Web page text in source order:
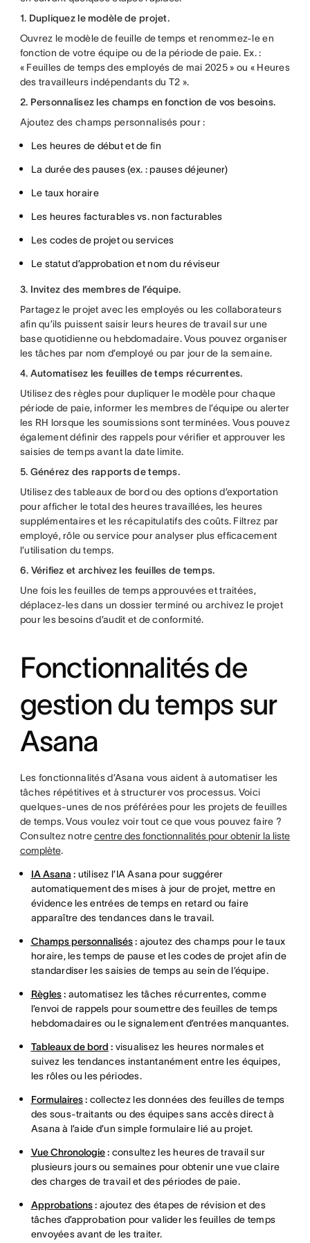
1. Dupliquez le modèle de projet.
Ouvrez le modèle de feuille de temps et renommez-le en
fonction de votre équipe ou de la période de paie. Ex. :
« Feuilles de temps des employés de mai 2025 » ou « Heures
des travailleurs indépendants du T2 ».
2. Personnalisez les champs en fonction de vos besoins.
Ajoutez des champs personnalisés pour :
Les heures de début et de fin
La durée des pauses (ex. : pauses déjeuner)
Le taux horaire
Les heures facturables vs. non facturables
Les codes de projet ou services
Le statut d’approbation et nom du réviseur
3. Invitez des membres de l’équipe.
Partagez le projet avec les employés ou les collaborateurs
afin qu’ils puissent saisir leurs heures de travail sur une
base quotidienne ou hebdomadaire. Vous pouvez organiser
les tâches par nom d’employé ou par jour de la semaine.
4. Automatisez les feuilles de temps récurrentes.
Utilisez des règles pour dupliquer le modèle pour chaque
période de paie, informer les membres de l’équipe ou alerter
les RH lorsque les soumissions sont terminées. Vous pouvez
également définir des rappels pour vérifier et approuver les
saisies de temps avant la date limite.
5. Générez des rapports de temps.
Utilisez des tableaux de bord ou des options d’exportation
pour afficher le total des heures travaillées, les heures
supplémentaires et les récapitulatifs des coûts. Filtrez par
employé, rôle ou service pour analyser plus efficacement
l’utilisation du temps.
6. Vérifiez et archivez les feuilles de temps.
Une fois les feuilles de temps approuvées et traitées,
déplacez-les dans un dossier terminé ou archivez le projet
pour les besoins d’audit et de conformité.
Fonctionnalités de
gestion du temps sur
Asana
Les fonctionnalités d’Asana vous aident à automatiser les
tâches répétitives et à structurer vos processus. Voici
quelques-unes de nos préférées pour les projets de feuilles
de temps. Vous voulez voir tout ce que vous pouvez faire ?
Consultez notrecentre des fonctionnalités pour obtenir la liste
complète.
IA Asana : utilisez l’IA Asana pour suggérer
automatiquement des mises à jour de projet, mettre en
évidence les entrées de temps en retard ou faire
apparaître des tendances dans le travail.
Champs personnalisés: ajoutez des champs pour le taux
horaire, les temps de pause et les codes de projet afin de
standardiser les saisies de temps au sein de l’équipe.
Règles: automatisez les tâches récurrentes, comme
l’envoi de rappels pour soumettre des feuilles de temps
hebdomadaires ou le signalement d’entrées manquantes.
Tableaux de bord : visualisez les heures normales et
suivez les tendances instantanément entre les équipes,
les rôles ou les périodes.
Formulaires: collectez les données des feuilles de temps
des sous-traitants ou des équipes sans accès direct à
Asana à l’aide d’un simple formulaire lié au projet.
Vue Chronologie: consultez les heures de travail sur
plusieurs jours ou semaines pour obtenir une vue claire
des charges de travail et des périodes de paie.
Approbations: ajoutez des étapes de révision et des
tâches d’approbation pour valider les feuilles de temps
envoyées avant de les traiter.